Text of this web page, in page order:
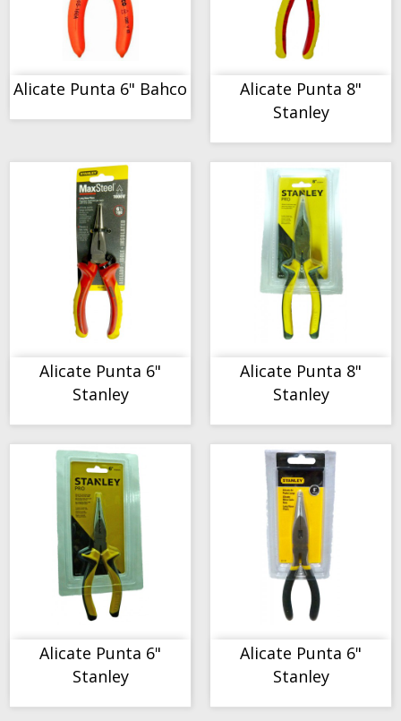
COMPORTAMIENTO
Alicate Punta 6" Bahco
COMPORTAMIENTO
Alicate Punta 8"
Stanley
COMPORTAMIENTO
Alicate Punta 6"
Stanley
COMPORTAMIENTO
Alicate Punta 8"
Stanley
COMPORTAMIENTO
Alicate Punta 6"
Stanley
COMPORTAMIENTO
Alicate Punta 6"
Stanley